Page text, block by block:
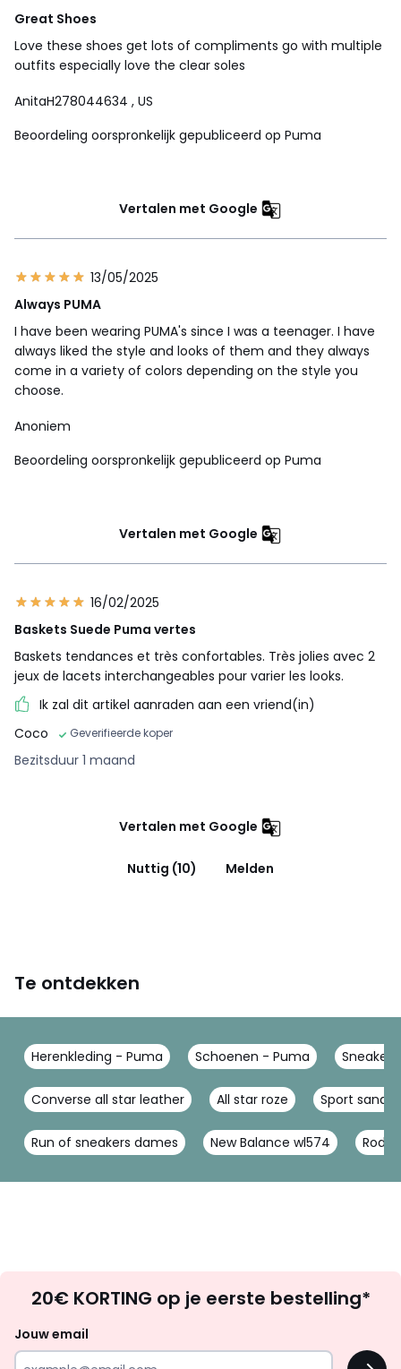
Great Shoes
Love these shoes get lots of compliments go with multiple
outfits especially love the clear soles
AnitaH278044634 , US
Beoordeling oorspronkelijk gepubliceerd op Puma
Vertalen met Google
13/05/2025
Always PUMA
I have been wearing PUMA's since I was a teenager. I have
always liked the style and looks of them and they always
come in a variety of colors depending on the style you
choose.
Anoniem
Beoordeling oorspronkelijk gepubliceerd op Puma
Vertalen met Google
16/02/2025
Baskets Suede Puma vertes
Baskets tendances et très confortables. Très jolies avec 2
jeux de lacets interchangeables pour varier les looks.
Ik zal dit artikel aanraden aan een vriend(in)
Coco
Geverifieerde koper
Bezitsduur 1 maand
Vertalen met Google
Nuttig (10) Melden
Te ontdekken
Herenkleding - Puma Schoenen - Puma
Converse all star leather All star roze Sport
Run of sneakers dames New Balance wl574 Rode
zoek
inspiratie
20€ KORTING op je eerste bestelling*
Jouw email
OK